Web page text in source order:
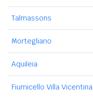
Talmassons
Mortegliano
Aquileia
Fiumicello Villa Vicentina